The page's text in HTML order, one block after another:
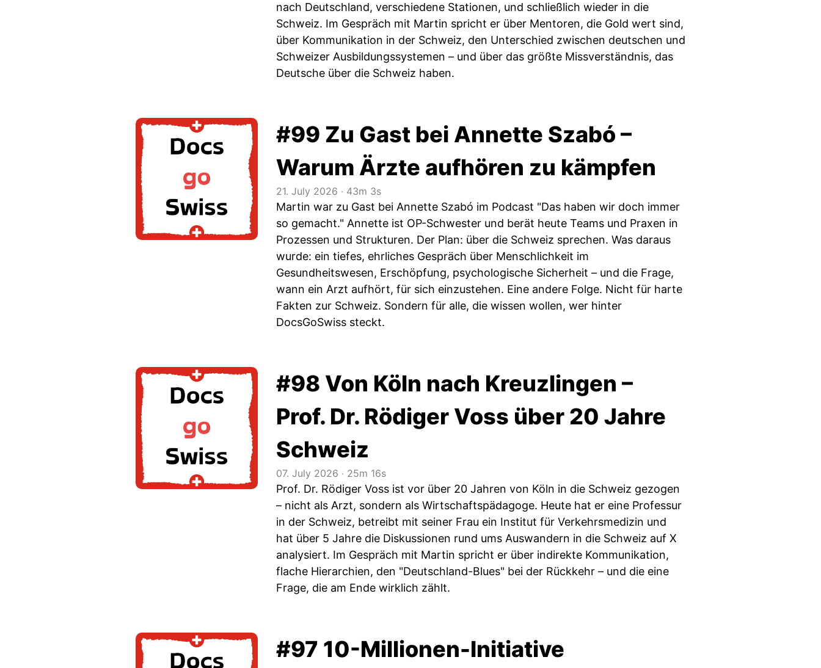
nach Deutschland, verschiedene Stationen, und schließlich wieder in die
Schweiz. Im Gespräch mit Martin spricht er über Mentoren, die Gold wert sind,
über Kommunikation in der Schweiz, den Unterschied zwischen deutschen und
Schweizer Ausbildungssystemen – und über das größte Missverständnis, das
Deutsche über die Schweiz haben.
#99 Zu Gast bei Annette Szabó –
Warum Ärzte aufhören zu kämpfen
21. July 2026 ‧ 43m 3s
Martin war zu Gast bei Annette Szabó im Podcast "Das haben wir doch immer
so gemacht." Annette ist OP-Schwester und berät heute Teams und Praxen in
Prozessen und Strukturen. Der Plan: über die Schweiz sprechen. Was daraus
wurde: ein tiefes, ehrliches Gespräch über Menschlichkeit im
Gesundheitswesen, Erschöpfung, psychologische Sicherheit – und die Frage,
wann ein Arzt aufhört, für sich einzustehen. Eine andere Folge. Nicht für harte
Fakten zur Schweiz. Sondern für alle, die wissen wollen, wer hinter
DocsGoSwiss steckt.
#98 Von Köln nach Kreuzlingen –
Prof. Dr. Rödiger Voss über 20 Jahre
Schweiz
07. July 2026 ‧ 25m 16s
Prof. Dr. Rödiger Voss ist vor über 20 Jahren von Köln in die Schweiz gezogen
– nicht als Arzt, sondern als Wirtschaftspädagoge. Heute hat er eine Professur
in der Schweiz, betreibt mit seiner Frau ein Institut für Verkehrsmedizin und
hat über 5 Jahre die Diskussionen rund ums Auswandern in die Schweiz auf X
analysiert. Im Gespräch mit Martin spricht er über indirekte Kommunikation,
flache Hierarchien, den "Deutschland-Blues" bei der Rückkehr – und die eine
Frage, die am Ende wirklich zählt.
#97 10-Millionen-Initiative